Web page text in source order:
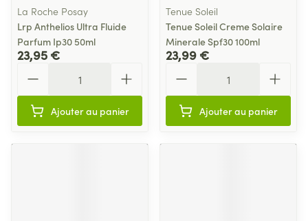
La Roche Posay
Lrp Anthelios Ultra Fluide
Parfum Ip30 50ml
23,95 €
Ajouter au panier
Tenue Soleil
Tenue Soleil Creme Solaire
Minerale Spf30 100ml
23,99 €
Ajouter au panier